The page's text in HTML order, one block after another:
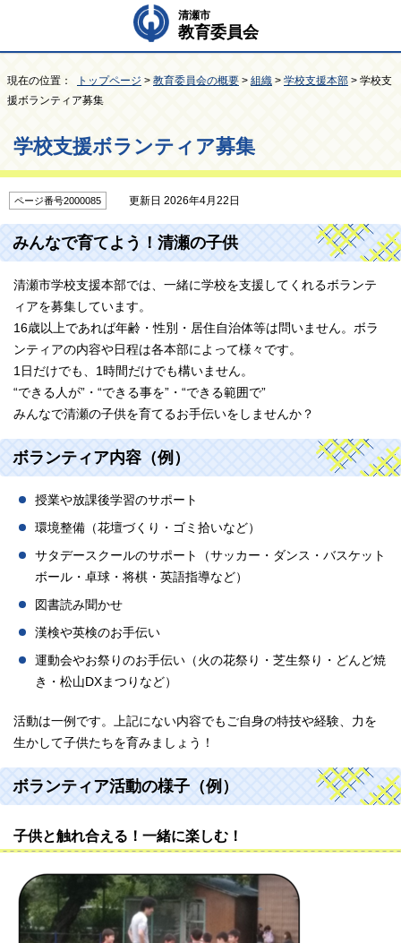
清瀬市
教育委員会
現在の位置： トップページ > 教育委員会の概要 > 組織 > 学校支援本部 > 学校支
援ボランティア募集
学校支援ボランティア募集
ページ番号2000085 更新日 2026年4月22日
みんなで育てよう！清瀬の子供
清瀬市学校支援本部では、一緒に学校を支援してくれるボランテ
ィアを募集しています。
16歳以上であれば年齢・性別・居住自治体等は問いません。ボラ
ンティアの内容や日程は各本部によって様々です。
1日だけでも、1時間だけでも構いません。
“できる人が”・“できる事を”・“できる範囲で”
みんなで清瀬の子供を育てるお手伝いをしませんか？
ボランティア内容（例）
授業や放課後学習のサポート
環境整備（花壇づくり・ゴミ拾いなど）
サタデースクールのサポート（サッカー・ダンス・バスケット
ボール・卓球・将棋・英語指導など）
図書読み聞かせ
漢検や英検のお手伝い
運動会やお祭りのお手伝い（火の花祭り・芝生祭り・どんど焼
き・松山DXまつりなど）
活動は一例です。上記にない内容でもご自身の特技や経験、力を
生かして子供たちを育みましょう！
ボランティア活動の様子（例）
子供と触れ合える！一緒に楽しむ！